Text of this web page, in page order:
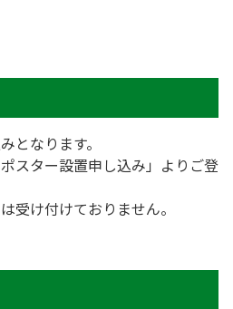
となります。
スター設置申し込み」よりご登
受け付けておりません。